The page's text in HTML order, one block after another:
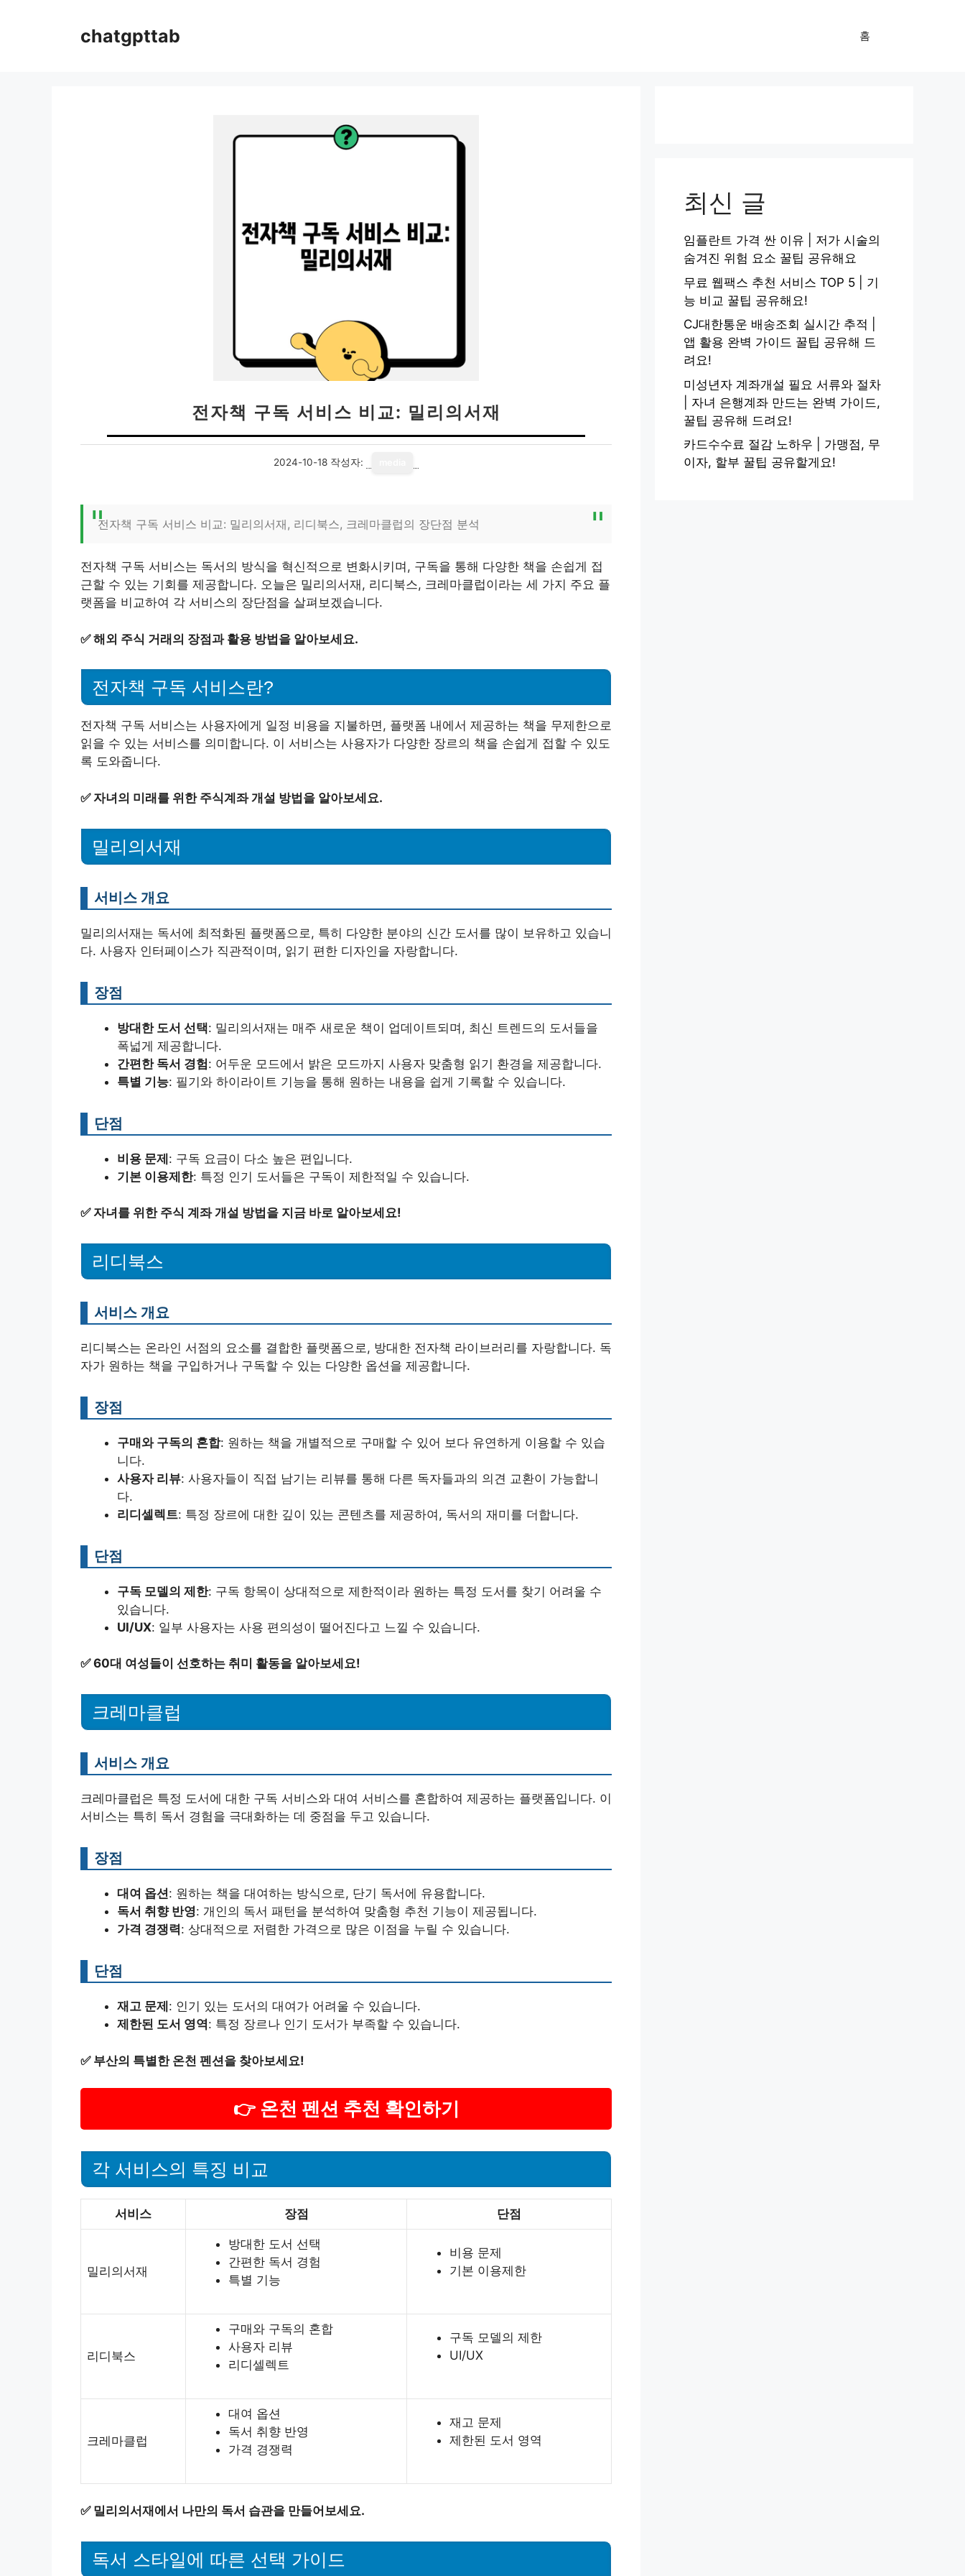
chatgpttab 홈
전자책 구독 서비스 비교: 밀리의서재
2024-10-18 작성자:
전자책 구독 서비스 비교: 밀리의서재, 리디북스, 크레마클럽의 장단점 분석
전자책 구독 서비스는 독서의 방식을 혁신적으로 변화시키며, 구독을 통해 다양한 책을 손쉽게 접
근할 수 있는 기회를 제공합니다. 오늘은 밀리의서재, 리디북스, 크레마클럽이라는 세 가지 주요 플
랫폼을 비교하여 각 서비스의 장단점을 살펴보겠습니다.
✅해외 주식 거래의 장점과 활용 방법을 알아보세요.
전자책 구독 서비스란?
전자책 구독 서비스는 사용자에게 일정 비용을 지불하면, 플랫폼 내에서 제공하는 책을 무제한으로
읽을 수 있는 서비스를 의미합니다. 이 서비스는 사용자가 다양한 장르의 책을 손쉽게 접할 수 있도
록 도와줍니다.
✅ 자녀의 미래를 위한 주식계좌 개설 방법을 알아보세요.
밀리의서재
서비스 개요
밀리의서재는 독서에 최적화된 플랫폼으로, 특히 다양한 분야의 신간 도서를 많이 보유하고 있습니
다. 사용자 인터페이스가 직관적이며, 읽기 편한 디자인을 자랑합니다.
장점
방대한 도서 선택: 밀리의서재는 매주 새로운 책이 업데이트되며, 최신 트렌드의 도서들을
폭넓게 제공합니다.
간편한 독서 경험: 어두운 모드에서 밝은 모드까지 사용자 맞춤형 읽기 환경을 제공합니다.
특별 기능: 필기와 하이라이트 기능을 통해 원하는 내용을 쉽게 기록할 수 있습니다.
단점
비용 문제: 구독 요금이 다소 높은 편입니다.
기본 이용제한: 특정 인기 도서들은 구독이 제한적일 수 있습니다.
✅ 자녀를 위한 주식 계좌 개설 방법을 지금 바로 알아보세요!
리디북스
서비스 개요
리디북스는 온라인 서점의 요소를 결합한 플랫폼으로, 방대한 전자책 라이브러리를 자랑합니다. 독
자가 원하는 책을 구입하거나 구독할 수 있는 다양한 옵션을 제공합니다.
장점
구매와 구독의 혼합: 원하는 책을 개별적으로 구매할 수 있어 보다 유연하게 이용할 수 있습
니다.
사용자 리뷰: 사용자들이 직접 남기는 리뷰를 통해 다른 독자들과의 의견 교환이 가능합니
다.
리디셀렉트: 특정 장르에 대한 깊이 있는 콘텐츠를 제공하여, 독서의 재미를 더합니다.
단점
구독 모델의 제한: 구독 항목이 상대적으로 제한적이라 원하는 특정 도서를 찾기 어려울 수
있습니다.
UI/UX: 일부 사용자는 사용 편의성이 떨어진다고 느낄 수 있습니다.
✅60대 여성들이 선호하는 취미 활동을 알아보세요!
크레마클럽
서비스 개요
크레마클럽은 특정 도서에 대한 구독 서비스와 대여 서비스를 혼합하여 제공하는 플랫폼입니다. 이
서비스는 특히 독서 경험을 극대화하는 데 중점을 두고 있습니다.
장점
대여 옵션: 원하는 책을 대여하는 방식으로, 단기 독서에 유용합니다.
독서 취향 반영: 개인의 독서 패턴을 분석하여 맞춤형 추천 기능이 제공됩니다.
가격 경쟁력: 상대적으로 저렴한 가격으로 많은 이점을 누릴 수 있습니다.
단점
재고 문제 : 인기 있는 도서의 대여가 어려울 수 있습니다.
제한된 도서 영역: 특정 장르나 인기 도서가 부족할 수 있습니다.
✅ 부산의 특별한 온천 펜션을 찾아보세요!
👉 온천 펜션 추천 확인하기
각 서비스의 특징 비교
서비스 장점 단점
밀리의서재
방대한 도서 선택
간편한 독서 경험
특별 기능
비용 문제
기본 이용제한
리디북스
구매와 구독의 혼합
사용자 리뷰
리디셀렉트
구독 모델의 제한
UI/UX
크레마클럽
대여 옵션
독서 취향 반영
가격 경쟁력
재고 문제
제한된 도서 영역
✅ 밀리의서재에서 나만의 독서 습관을 만들어보세요.
독서 스타일에 따른 선택 가이드
최신 글
임플란트 가격 싼 이유 | 저가 시술의
숨겨진 위험 요소 꿀팁 공유해요
무료 웹팩스 추천 서비스 TOP 5 | 기
능 비교 꿀팁 공유해요!
CJ대한통운 배송조회 실시간 추적 |
앱 활용 완벽 가이드 꿀팁 공유해 드
려요!
미성년자 계좌개설 필요 서류와 절차
| 자녀 은행계좌 만드는 완벽 가이드,
꿀팁 공유해 드려요!
카드수수료 절감 노하우 | 가맹점, 무
이자, 할부 꿀팁 공유할게요!